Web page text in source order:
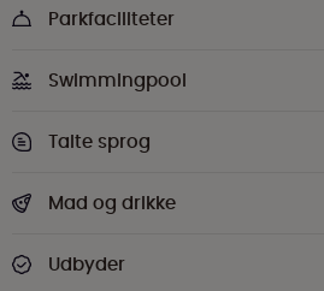
Parkfaciliteter
Swimmingpool
Talte sprog
Mad og drikke
Udbyder